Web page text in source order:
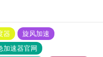
器
旋风加速
加速器官网